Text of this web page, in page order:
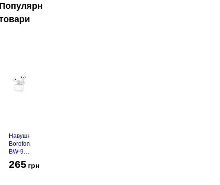
Навушники
Borofone
BW-94
265 грн